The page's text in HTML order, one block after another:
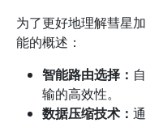
为了更好地理解彗星
能的概述：
智能路由选择：
输的高效性。
数据压缩技术：